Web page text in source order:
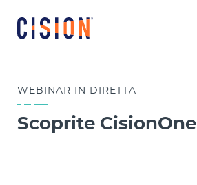
WEBINAR IN DIRETTA
Scoprite CisionOne